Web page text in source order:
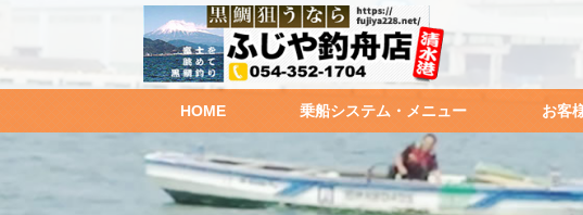
HOME 乗船システム・メニュー お客